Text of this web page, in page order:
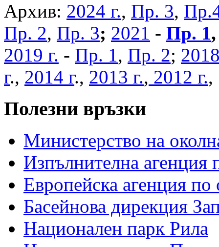
Архив: 2024 г., Пр. 3,
Пр. 2, Пр. 3; 2021 - Пр. 1
2019 г. - Пр. 1, Пр. 2;
г., 2014 г., 2013 г., 2012 г.
Полезни връзки
Министерство на
Изпълнителна агенция
Европейска агенция по
Басейнова дирекция
Национален парк Рила